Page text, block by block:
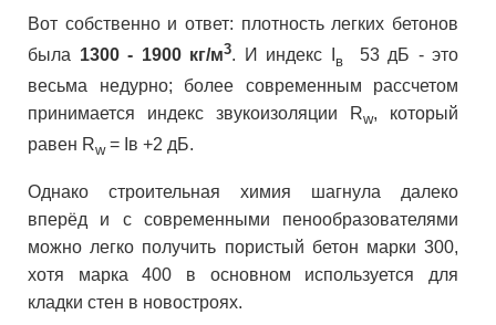
Вот собственно и ответ: плотность легких бетонов
была 1300 - 1900 кг/м3. И индекс I в 53 дБ - это
весьма недурно; более современным рассчетом
принимается индекс звукоизоляции Rw, который
равен Rw = Iв +2 дБ.
Однако строительная химия шагнула далеко
вперёд и с современными пенообразователями
можно легко получить пористый бетон марки 300,
хотя марка 400 в основном используется для
кладки стен в новостроях.